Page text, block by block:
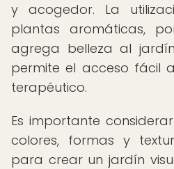
y acogedor. La
plantas aromáticas,
agrega belleza al
permite el acceso fácil
terapéutico.
Es importante
colores, formas y
para crear un jardín